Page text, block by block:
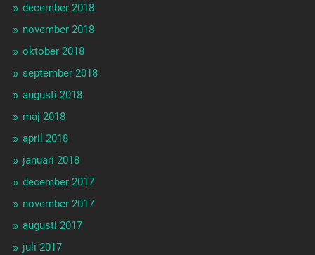
december 2018
november 2018
oktober 2018
september 2018
augusti 2018
maj 2018
april 2018
januari 2018
december 2017
november 2017
augusti 2017
juli 2017